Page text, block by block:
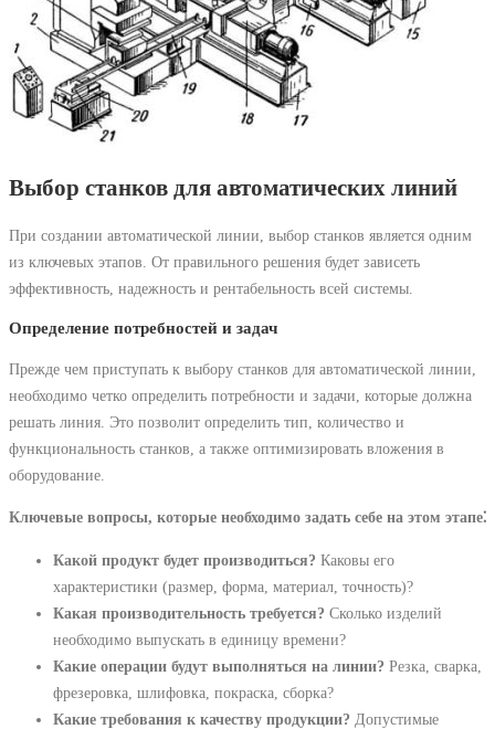
Выбор станков для автоматических линий
При создании автоматической линии, выбор станков является одним
из ключевых этапов. От правильного решения будет зависеть
эффективность, надежность и рентабельность всей системы.
Определение потребностей и задач
Прежде чем приступать к выбору станков для автоматической линии,
необходимо четко определить потребности и задачи, которые должна
решать линия. Это позволит определить тип, количество и
функциональность станков, а также оптимизировать вложения в
оборудование.
Ключевые вопросы, которые необходимо задать себе на этом этапе⁚
Какой продукт будет производиться? Каковы его
характеристики (размер, форма, материал, точность)?
Какая производительность требуется? Сколько изделий
необходимо выпускать в единицу времени?
Какие операции будут выполняться на линии? Резка, сварка,
фрезеровка, шлифовка, покраска, сборка?
Какие требования к качеству продукции? Допустимые